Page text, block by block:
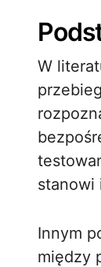
W
stanowi
Innym
między